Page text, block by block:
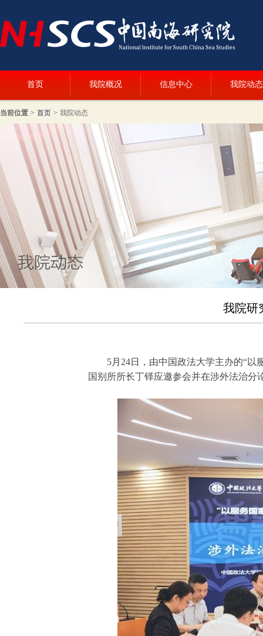
首页 我院概况 信息中心 我院动态
当前位置 > 首页 > 我院动态
我院研
5月24日，由中国政法大学主办的“
国别所所长丁铎应邀参会并在涉外法治